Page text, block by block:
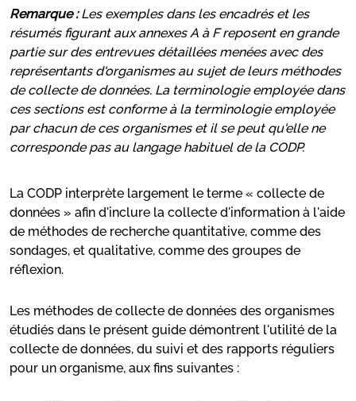
Remarque :Les exemples dans les encadrés et les
résumés figurant aux annexes A à F reposent en grande
partie sur des entrevues détaillées menées avec des
représentants d'organismes au sujet de leurs méthodes
de collecte de données. La terminologie employée dans
ces sections est conforme à la terminologie employée
par chacun de ces organismes et il se peut qu'elle ne
corresponde pas au langage habituel de la CODP.
La CODP interprète largement le terme « collecte de
données » afin d'inclure la collecte d'information à l'aide
de méthodes de recherche quantitative, comme des
sondages, et qualitative, comme des groupes de
réflexion.
Les méthodes de collecte de données des organismes
étudiés dans le présent guide démontrent l'utilité de la
collecte de données, du suivi et des rapports réguliers
pour un organisme, aux fins suivantes :